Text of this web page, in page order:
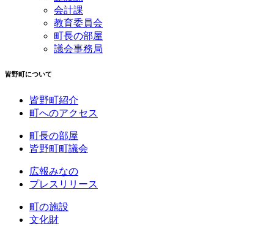
会計課
教育委員会
町長の部屋
議会事務局
皆野町について
皆野町紹介
町へのアクセス
町長の部屋
皆野町町議会
広報みなの
プレスリリース
町の施設
文化財